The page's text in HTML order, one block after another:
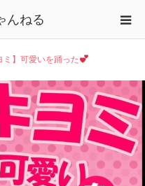
んねる
ミ】可愛いを踊った